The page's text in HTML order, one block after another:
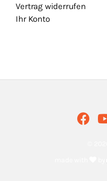
Vertrag widerrufen
Ihr Konto